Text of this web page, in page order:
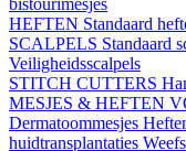
bistourimesjes
HEFTEN Standaard
SCALPELS Standaard
Veiligheidsscalpels
STITCH CUTTERS
MESJES & HEFTEN
Dermatoommesjes
huidtransplantaties